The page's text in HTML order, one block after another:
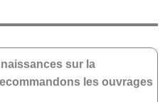
sur la
les ouvrages